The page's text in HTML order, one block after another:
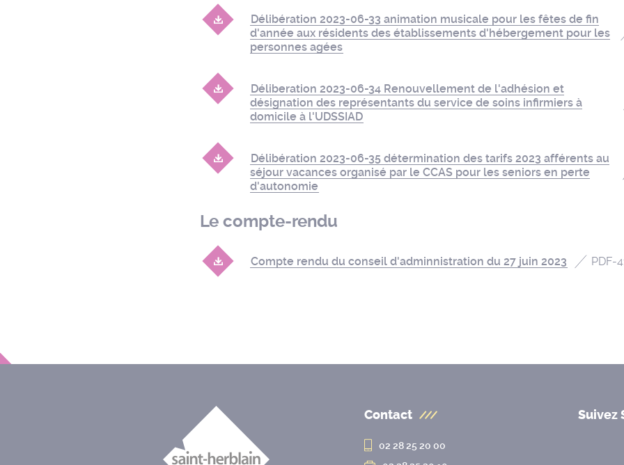
Délibération 2023-06-33 animation musicale pour les fêtes de fin
d'année aux résidents des établissements d'hébergement pour les
personnes agées
Déliberation 2023-06-34 Renouvellement de l'adhésion et
désignation des représentants du service de soins infirmiers à
domicile à l'UDSSIAD
Délibération 2023-06-35 détermination des tarifs 2023 afférents au
séjour vacances organisé par le CCAS pour les seniors en perte
d'autonomie
Le compte-rendu
Compte rendu du conseil d'adminnistration du 27 juin 2023 PDF-
Contact
02 28 25 20 00
Suivez